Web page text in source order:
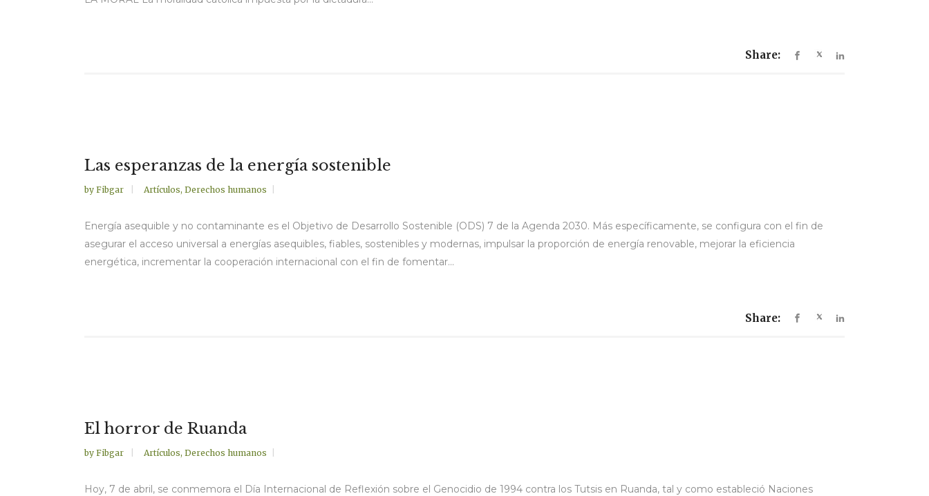
Share:
Las esperanzas de la energía sostenible
by Fibgar Artículos, Derechos humanos
Energía asequible y no contaminante es el Objetivo de Desarrollo Sostenible (ODS) 7 de la Agenda 2030. Más específicamente, se configura con el fin de
asegurar el acceso universal a energías asequibles, fiables, sostenibles y modernas, impulsar la proporción de energía renovable, mejorar la eficiencia
energética, incrementar la cooperación internacional con el fin de fomentar...
Share:
El horror de Ruanda
by Fibgar Artículos, Derechos humanos
Hoy, 7 de abril, se conmemora el Día Internacional de Reflexión sobre el Genocidio de 1994 contra los Tutsis en Ruanda, tal y como estableció Naciones